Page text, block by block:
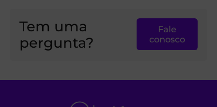
Tem uma
pergunta?
Fale
conosco